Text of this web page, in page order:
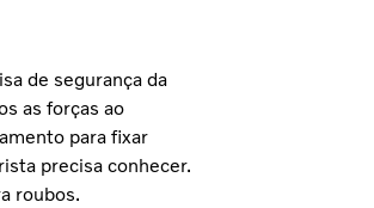
de segurança da
as forças ao
para fixar
precisa conhecer.
roubos.